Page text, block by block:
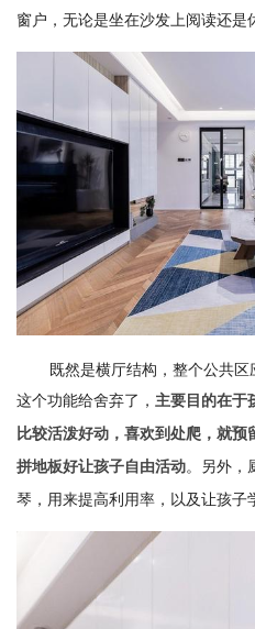
窗户，无论是坐在沙发上阅读还是
既然是横厅结构，整个公共
这个功能给舍弃了， 主要目的在于
比较活泼好动，喜欢到处爬，就
拼地板好让孩子自由活动。另外，
琴，用来提高利用率，以及让孩子